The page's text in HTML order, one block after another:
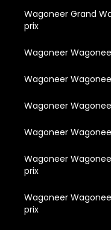
Wagoneer Grand
prix
Wagoneer
Wagoneer
Wagoneer
Wagoneer
Wagoneer
prix
Wagoneer
prix